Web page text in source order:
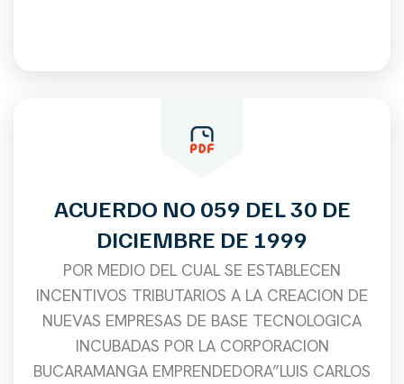
ACUERDO NO 059 DEL 30 DE
DICIEMBRE DE 1999
POR MEDIO DEL CUAL SE ESTABLECEN
INCENTIVOS TRIBUTARIOS A LA CREACION DE
NUEVAS EMPRESAS DE BASE TECNOLOGICA
INCUBADAS POR LA CORPORACION
BUCARAMANGA EMPRENDEDORA”LUIS CARLOS